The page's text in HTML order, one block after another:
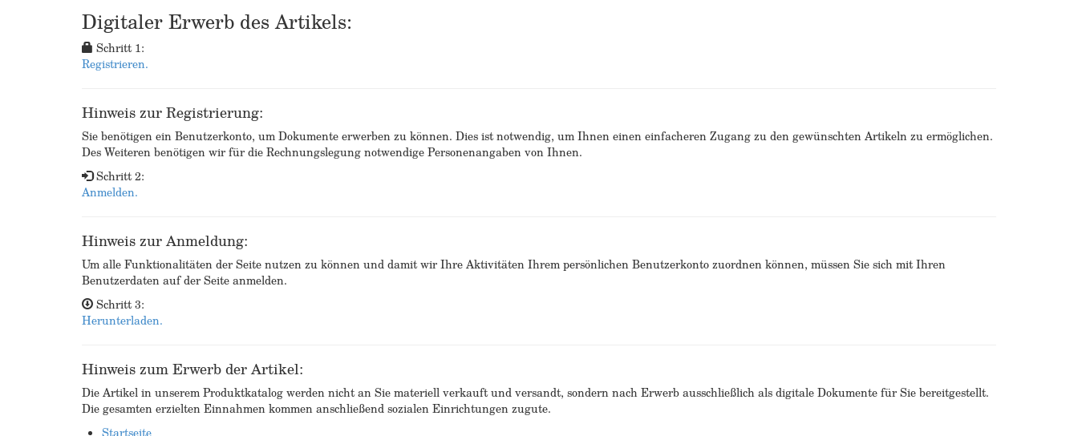
Digitaler Erwerb des Artikels:
Schritt 1:
Registrieren.
Hinweis zur Registrierung:
Sie benötigen ein Benutzerkonto, um Dokumente erwerben zu können. Dies ist notwendig, um Ihnen einen einfacheren Zugang zu den gewünschten Artikeln zu ermöglichen.
Des Weiteren benötigen wir für die Rechnungslegung notwendige Personenangaben von Ihnen.
Schritt 2:
Anmelden.
Hinweis zur Anmeldung:
Um alle Funktionalitäten der Seite nutzen zu können und damit wir Ihre Aktivitäten Ihrem persönlichen Benutzerkonto zuordnen können, müssen Sie sich mit Ihren
Benutzerdaten auf der Seite anmelden.
Schritt 3:
Herunterladen.
Hinweis zum Erwerb der Artikel:
Die Artikel in unserem Produktkatalog werden nicht an Sie materiell verkauft und versandt, sondern nach Erwerb ausschließlich als digitale Dokumente für Sie bereitgestellt.
Die gesamten erzielten Einnahmen kommen anschließend sozialen Einrichtungen zugute.
Startseite